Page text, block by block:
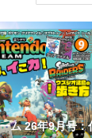
ム 26年9月号：